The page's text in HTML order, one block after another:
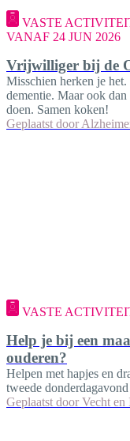
VASTE
VANAF 24 JUN 2026
Vrijwilliger bij de
Misschien herken je
dementie. Maar ook
doen. Samen koken!
Geplaatst door
VASTE
Help je bij een
ouderen?
Helpen met hapjes en
tweede
Geplaatst door Vecht en